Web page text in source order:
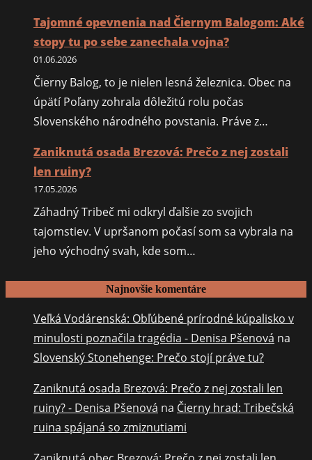
Tajomné opevnenia nad Čiernym Balogom: Aké
stopy tu po sebe zanechala vojna?
01.06.2026
Čierny Balog, to je nielen lesná železnica. Obec na
úpätí Poľany zohrala dôležitú rolu počas
Slovenského národného povstania. Práve z…
Zaniknutá osada Brezová: Prečo z nej zostali
len ruiny?
17.05.2026
Záhadný Tribeč mi odkryl ďalšie zo svojich
tajomstiev. V upršanom počasí som sa vybrala na
jeho východný svah, kde som…
Najnovšie komentáre
Veľká Vodárenská: Obľúbené prírodné kúpalisko v
minulosti poznačila tragédia - Denisa Pšenová na
Slovenský Stonehenge: Prečo stojí práve tu?
Zaniknutá osada Brezová: Prečo z nej zostali len
ruiny? - Denisa Pšenová na Čierny hrad: Tribečská
ruina spájaná so zmiznutiami